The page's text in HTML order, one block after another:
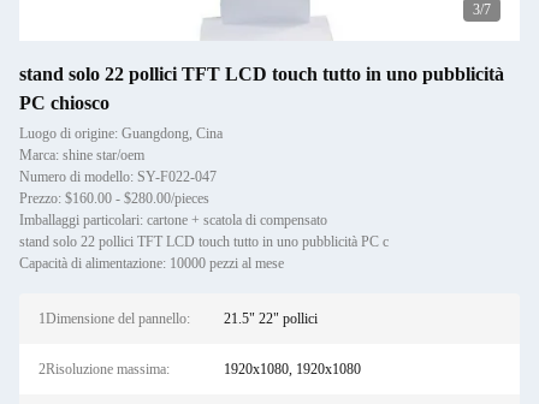
4/7
stand solo 22 pollici TFT LCD touch tutto in uno pubblicità
PC chiosco
Luogo di origine: Guangdong, Cina
Marca: shine star/oem
Numero di modello: SY-F022-047
Prezzo: $160.00 - $280.00/pieces
Imballaggi particolari: cartone + scatola di compensato
stand solo 22 pollici TFT LCD touch tutto in uno pubblicità PC c
Capacità di alimentazione: 10000 pezzi al mese
1Dimensione del pannello: 21.5" 22" pollici
2Risoluzione massima: 1920x1080, 1920x1080